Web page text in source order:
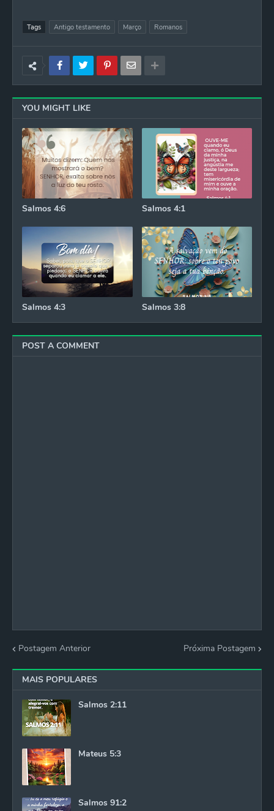
Tags Antigo testamento Março Romanos
YOU MIGHT LIKE
Salmos 4:6 Salmos 4:1
Salmos 4:3 Salmos 3:8
POST A COMMENT
Postagem Anterior Próxima Postagem
MAIS POPULARES
Salmos 2:11
Mateus 5:3
Salmos 91:2